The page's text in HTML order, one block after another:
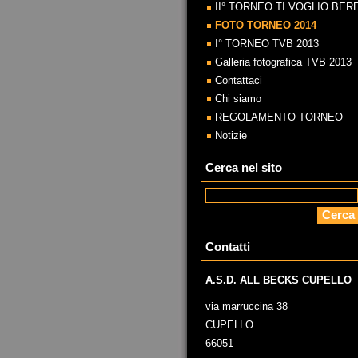
II° TORNEO TI VOGLIO
FOTO TORNEO 2014
I° TORNEO TVB 2013
Galleria fotografica TVB 2013
Contattaci
Chi siamo
REGOLAMENTO TORNEO
Notizie
Cerca nel sito
Contatti
A.S.D. ALL BECKS CUPELLO
via marruccina 38
CUPELLO
66051